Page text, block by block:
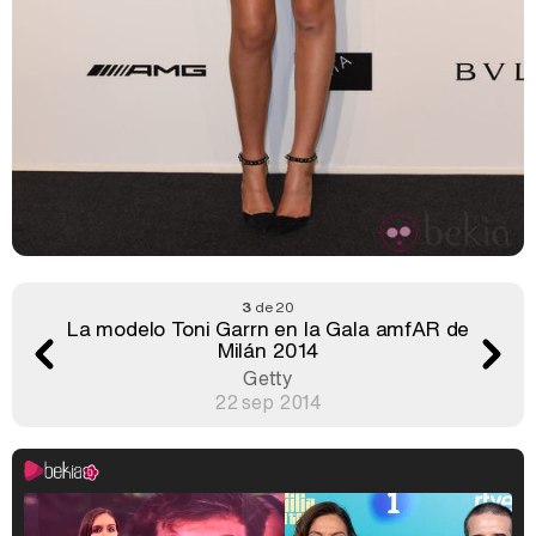
3de 20
La modelo Toni Garrn en la Gala amfAR de
Milán 2014
Getty
22 sep 2014